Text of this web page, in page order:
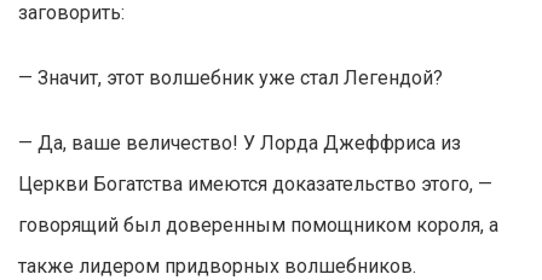
заговорить:
— Значит, этот волшебник уже стал Легендой?
— Да, ваше величество! У Лорда Джеффриса из
Церкви Богатства имеются доказательство этого, —
говорящий был доверенным помощником короля, а
также лидером придворных волшебников.